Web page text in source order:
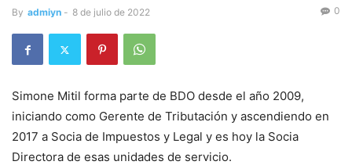
By admiyn - 8 de julio de 2022 0
Simone Mitil forma parte de BDO desde el año 2009,
iniciando como Gerente de Tributación y ascendiendo en
2017 a Socia de Impuestos y Legal y es hoy la Socia
Directora de esas unidades de servicio.